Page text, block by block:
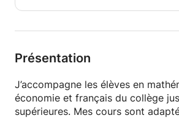
Présentation
J’accompagne les élèves en
économie et français du collège
supérieures. Mes cours sont